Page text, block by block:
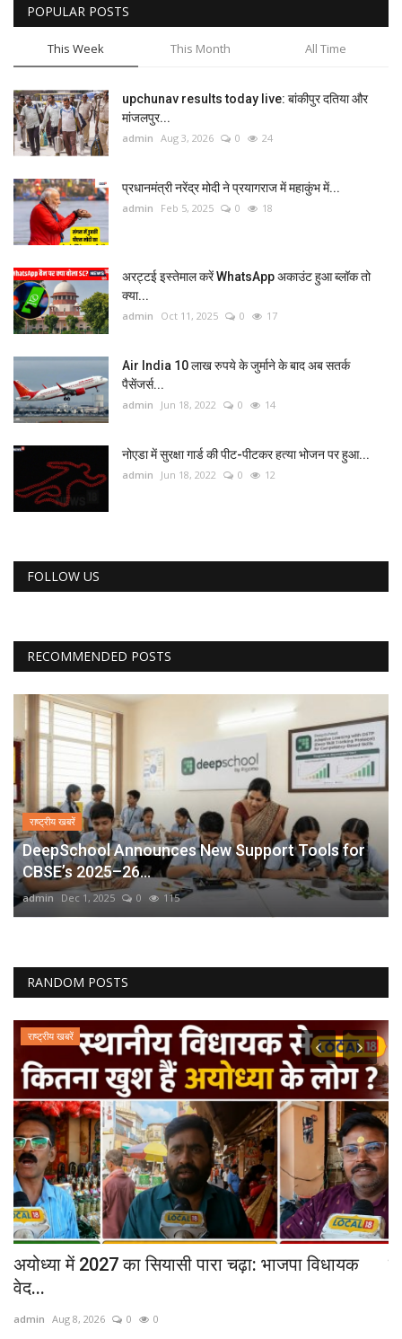
POPULAR POSTS
This Week This Month All Time
upchunav results today live: बांकीपुर दतिया और
मांजलपुर...
admin Aug 3, 2026 0 24
प्रधानमंत्री नरेंद्र मोदी ने प्रयागराज में महाकुंभ में...
admin Feb 5, 2025 0 18
अरट्टई इस्तेमाल करें WhatsApp अकाउंट हुआ ब्लॉक तो
क्या...
admin Oct 11, 2025 0 17
Air India 10 लाख रुपये के जुर्माने के बाद अब सतर्क
पैसेंजर्स...
admin Jun 18, 2022 0 14
नोएडा में सुरक्षा गार्ड की पीट-पीटकर हत्या भोजन पर हुआ...
admin Jun 18, 2022 0 12
FOLLOW US
RECOMMENDED POSTS
राष्ट्रीय खबरें
DeepSchool Announces New Support Tools for
CBSE’s 2025–26...
admin Dec 1, 2025 0 115
RANDOM POSTS
राष्ट्रीय खबरें
अयोध्या में 2027 का सियासी पारा चढ़ा: भाजपा विधायक
वेद...
admin Aug 8, 2026 0 0